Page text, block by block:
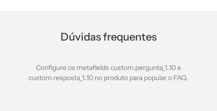
Dúvidas frequentes
Configure os metafields custom.pergunta_1..10 e
custom.resposta_1..10 no produto para popular o FAQ.